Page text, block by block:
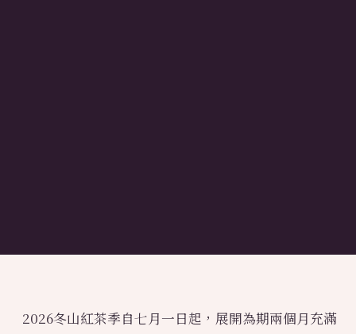
2026冬山紅茶季自七月一日起，展開為期兩個月充滿